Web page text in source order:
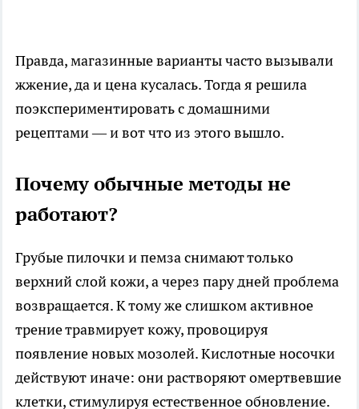
Правда, магазинные варианты часто вызывали
жжение, да и цена кусалась. Тогда я решила
поэкспериментировать с домашними
рецептами — и вот что из этого вышло.
Почему обычные методы не
работают?
Грубые пилочки и пемза снимают только
верхний слой кожи, а через пару дней проблема
возвращается. К тому же слишком активное
трение травмирует кожу, провоцируя
появление новых мозолей. Кислотные носочки
действуют иначе: они растворяют омертвевшие
клетки, стимулируя естественное обновление.